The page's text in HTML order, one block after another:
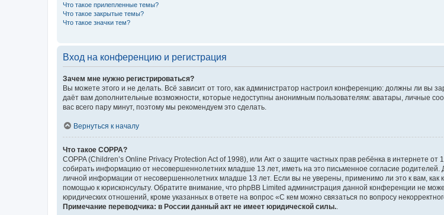
Что такое прилепленные темы?
Что такое закрытые темы?
Что такое значки тем?
Вход на конференцию и регистрация
Зачем мне нужно регистрироваться?
Вы можете этого и не делать. Всё зависит от того, как администратор настроил конференцию: должны ли вы
даёт вам дополнительные возможности, которые недоступны анонимным пользователям: аватары, личные
вас всего пару минут, поэтому мы рекомендуем это сделать.
Вернуться к началу
Что такое COPPA?
COPPA (Children’s Online Privacy Protection Act of 1998), или Акт о защите частных прав ребёнка в интернете
собирать информацию от несовершеннолетних младше 13 лет, иметь на это письменное согласие
личной информации от несовершеннолетних младше 13 лет. Если вы не уверены, применимо ли это к вам,
помощью к юрисконсульту. Обратите внимание, что phpBB Limited администрация данной конференции не
юридических отношений, кроме указанных в ответе на вопрос «С кем можно связаться по вопросу
Примечание переводчика: в России данный акт не имеет юридической силы.